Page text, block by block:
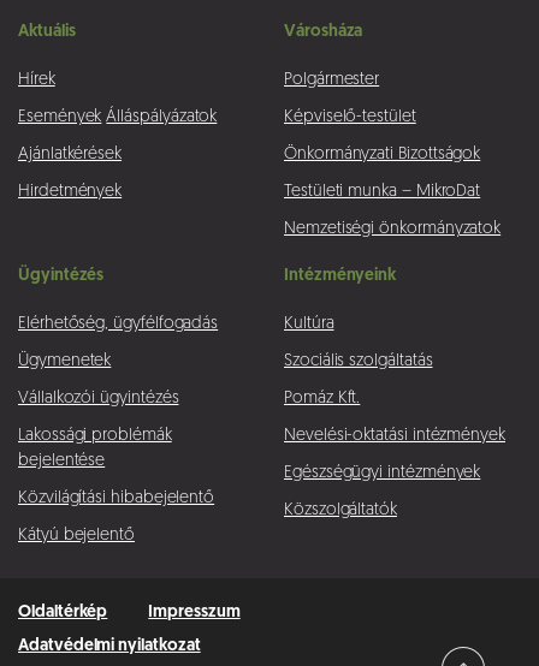
Aktuális
Hírek
Események Álláspályázatok
Ajánlatkérések
Hirdetmények
Városháza
Polgármester
Képviselő-testület
Önkormányzati Bizottságok
Testületi munka – MikroDat
Nemzetiségi önkormányzatok
Ügyintézés
Elérhetőség, ügyfélfogadás
Ügymenetek
Vállalkozói ügyintézés
Lakossági problémák
bejelentése
Közvilágítási hibabejelentő
Kátyú bejelentő
Intézményeink
Kultúra
Szociális szolgáltatás
Pomáz Kft.
Nevelési-oktatási intézmények
Egészségügyi intézmények
Közszolgáltatók
Oldaltérkép
Impresszum
Adatvédelmi nyilatkozat